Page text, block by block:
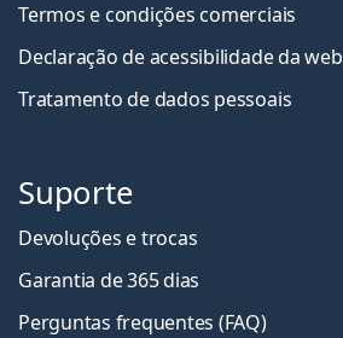
Termos e condições comerciais
Declaração de acessibilidade da web
Tratamento de dados pessoais
Suporte
Devoluções e trocas
Garantia de 365 dias
Perguntas frequentes (FAQ)